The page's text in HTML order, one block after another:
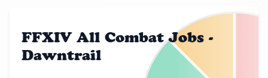
FFXIV All Combat Jobs -
Dawntrail